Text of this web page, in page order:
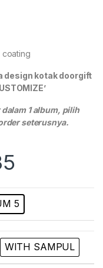
coating
design kotak doorgift
1 album, pilih
seterusnya.
5
WITH SAMPUL